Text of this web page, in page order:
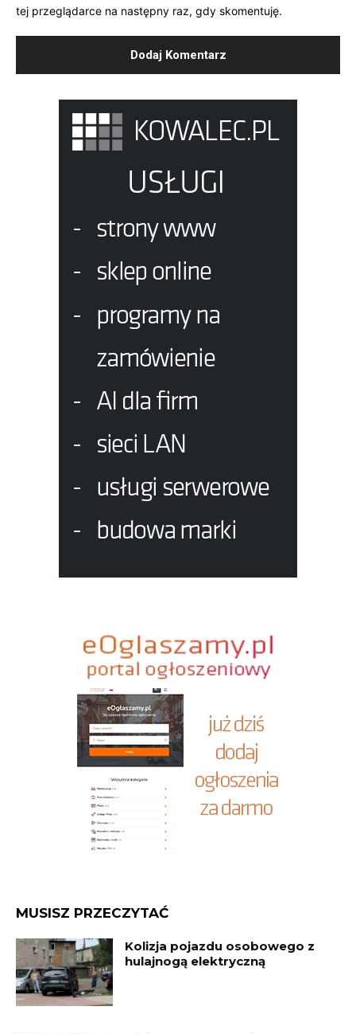
tej przeglądarce na następny raz, gdy skomentuję.
MUSISZ PRZECZYTAĆ
Kolizja pojazdu osobowego z
hulajnogą elektryczną